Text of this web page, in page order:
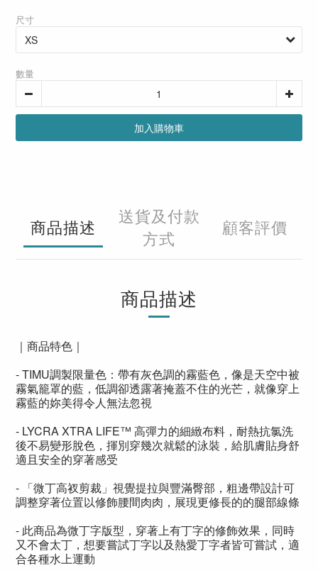
尺寸
數量
加入購物車
商品描述
送貨及付款
方式
顧客評價
商品描述
｜商品特色｜
- TIMU調製限量色：帶有灰色調的霧藍色，像是天空中被
霧氣籠罩的藍，低調卻透露著掩蓋不住的光芒，就像穿上
霧藍的妳美得令人無法忽視
- LYCRA XTRA LIFE™ 高彈力的細緻布料，耐熱抗氯洗
後不易變形脫色，揮別穿幾次就鬆的泳裝，給肌膚貼身舒
適且安全的穿著感受
- 「微丁高衩剪裁」視覺提拉與豐滿臀部，粗邊帶設計可
調整穿著位置以修飾腰間肉肉，展現更修長的的腿部線條
- 此商品為微丁字版型，穿著上有丁字的修飾效果，同時
又不會太丁，想要嘗試丁字以及熱愛丁字者皆可嘗試，適
合各種水上運動